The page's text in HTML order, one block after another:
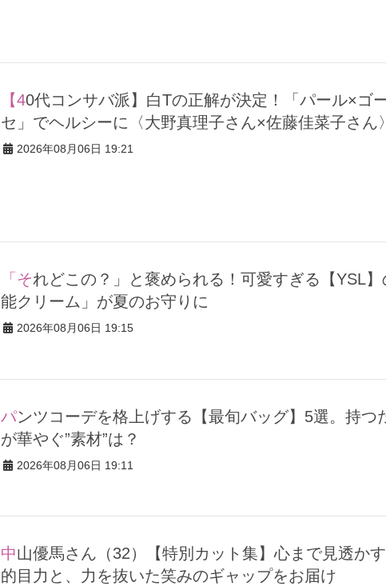
【40代コンサバ派】白Tの正解が決定！「パール×ゴールドアク
セ」でヘルシーに〈大野真理子さん×佐藤佳菜子さん〉
2026年08月06日 19:21
「それどこの？」と褒められる！可愛すぎる【YSL】の新作「万
能クリーム」が夏のお守りに
2026年08月06日 19:15
パンツコーデを格上げする【最旬バッグ】5選。持つだけで40代
が華やぐ”素材”は？
2026年08月06日 19:11
中山優馬さん（32）【特別カット集】心まで見透かすような圧倒
的目力と、力を抜いた笑みのギャップをお届け